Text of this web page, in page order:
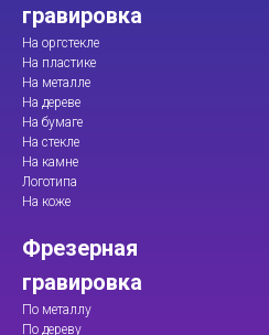
гравировка
На оргстекле
На пластике
На металле
На дереве
На бумаге
На стекле
На камне
Логотипа
На коже
Фрезерная
гравировка
По металлу
По дереву